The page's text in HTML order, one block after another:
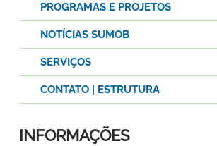
PROGRAMAS E PROJETOS
NOTÍCIAS SUMOB
SERVIÇOS
CONTATO | ESTRUTURA
INFORMAÇÕES